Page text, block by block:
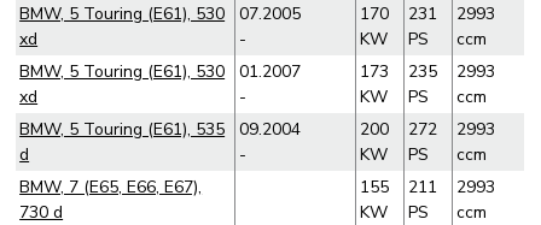
BMW, 5 Touring (E61), 530
xd
07.2005
-
170
KW
231
PS
2993
ccm
BMW, 5 Touring (E61), 530
xd
01.2007
-
173
KW
235
PS
2993
ccm
BMW, 5 Touring (E61), 535
d
09.2004
-
200
KW
272
PS
2993
ccm
BMW, 7 (E65, E66, E67),
730 d
155
KW
211
PS
2993
ccm